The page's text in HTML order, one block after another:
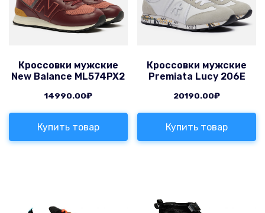
Кроссовки мужские
New Balance ML574PX2
14990.00₽
Купить товар
Кроссовки мужские
Premiata Lucy 206E
20190.00₽
Купить товар